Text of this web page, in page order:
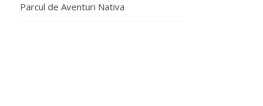
Parcul de Aventuri Nativa